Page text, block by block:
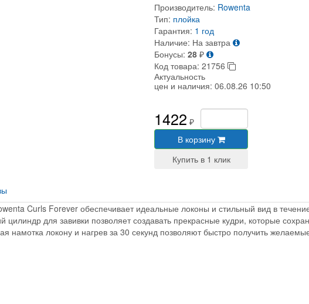
Производитель: Rowenta
Тип: плойка
Гарантия: 1 год
Наличие: На завтра
Бонусы: 28 ₽
Код товара: 21756
Актуальность
цен и наличия: 06.08.26 10:50
1422 ₽
В корзину
Curls Forever обеспечивает идеальные локоны и стильный вид в
цилиндр для завивки позволяет создавать прекрасные кудри, которые
намотка локону и нагрев за 30 секунд позволяют быстро получить